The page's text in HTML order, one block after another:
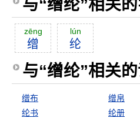
与“缯纶”相关
zēng
缯
lún
纶
与“缯纶”相关
缯布 缯帛
纶书
纶册